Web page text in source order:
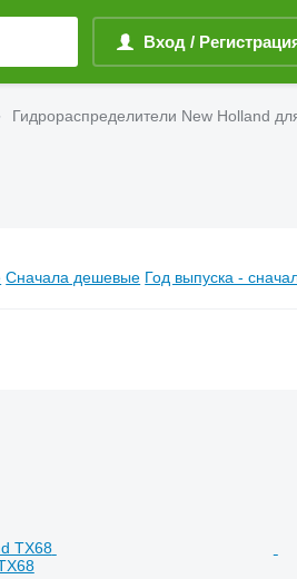
Вход /
Гидрораспределители New Holland
Сначала дешевые Год выпуска -